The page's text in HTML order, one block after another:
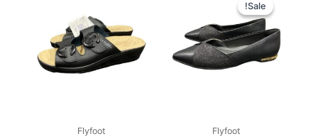
Sale!
Sale!
Flyfoot
היה:
279 ₪.
119 ₪.
Flyfoot